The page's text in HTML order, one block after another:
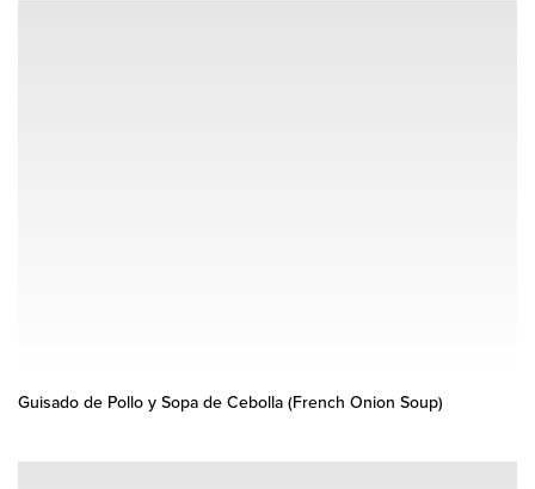
Guisado de Pollo y Sopa de Cebolla (French Onion Soup)